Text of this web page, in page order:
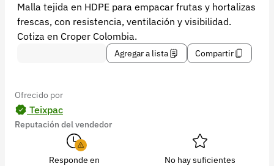
Malla tejida en HDPE para empacar frutas y hortalizas
frescas, con resistencia, ventilación y visibilidad.
Cotiza en Croper Colombia.
Agregar a lista Compartir
Ofrecido por
Teixpac
Reputación del vendedor
Responde en
No hay suficientes
+57 323 2931928
contacto@croper.com
© 2026 Croper.com Todos los derechos reservados
Síguenos